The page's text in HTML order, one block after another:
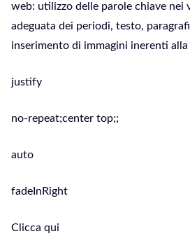
web: utilizzo delle parole chiave nei
adeguata dei periodi, testo,
inserimento di immagini inerenti
justify
no-repeat;center top;;
auto
fadeInRight
Clicca qui